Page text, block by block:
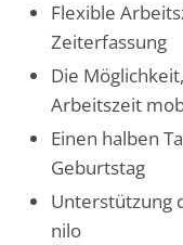
Flexible
Zeiterfassung
Die
Arbeitszeit
Einen halben
Geburtstag
Unterstützung
nilo